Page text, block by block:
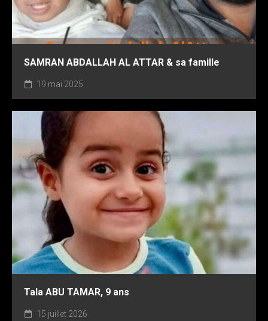
SAMRAN ABDALLAH AL ATTAR & sa famille
19 mai 2025
Tala ABU TAMAR, 9 ans
15 juillet 2026